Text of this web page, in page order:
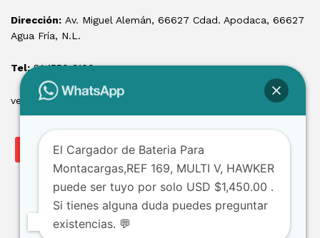
Dirección: Av. Miguel Alemán, 66627 Cdad. Apodaca, 66627
Agua Fría, N.L.
Tel:81 1550 3100
ventas@losmontacargas.mx
El Cargador de Bateria Para
Montacargas,REF 169, MULTI V, HAWKER
puede ser tuyo por solo USD $1,450.00 .
Si tienes alguna duda puedes preguntar
existencias. 💬